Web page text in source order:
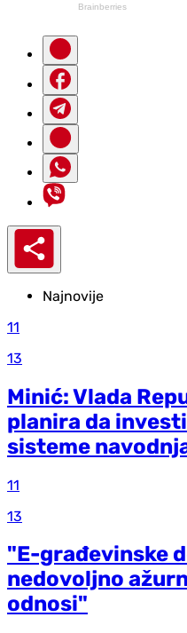
Najnovije
11
13
Minić: Vlada
planira da
sisteme
11
13
"E-građevinske
nedovoljno
odnosi"